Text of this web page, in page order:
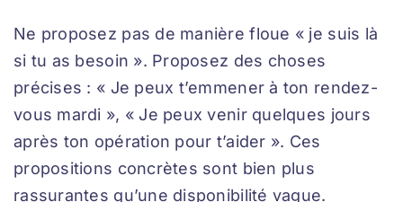
Ne proposez pas de manière floue « je suis là
si tu as besoin ». Proposez des choses
précises : « Je peux t’emmener à ton rendez-
vous mardi », « Je peux venir quelques jours
après ton opération pour t’aider ». Ces
propositions concrètes sont bien plus
rassurantes qu’une disponibilité vague.